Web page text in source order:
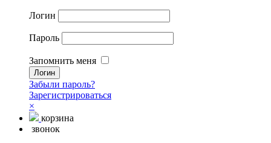
Логин
Пароль
Запомнить меня
Забыли пароль?
Зарегистрироваться
×
корзина
звонок